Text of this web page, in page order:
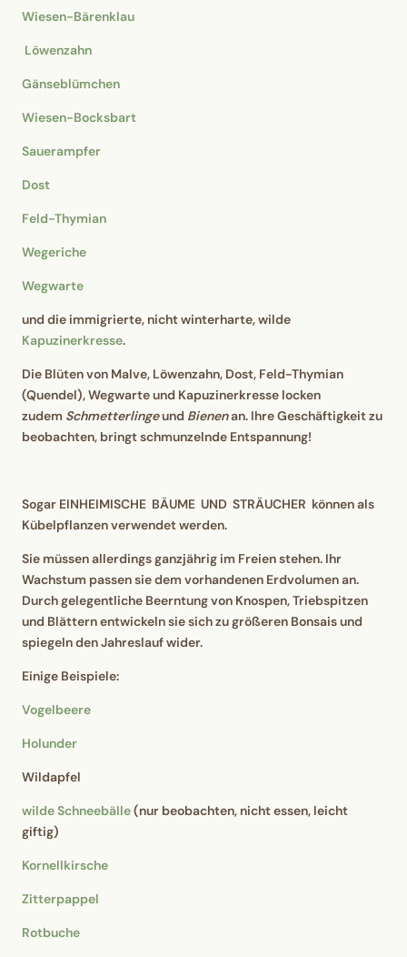
Wiesen-Bärenklau
Löwenzahn
Gänseblümchen
Wiesen-Bocksbart
Sauerampfer
Dost
Feld-Thymian
Wegeriche
Wegwarte
und die immigrierte, nicht winterharte, wilde
Kapuzinerkresse.
Die Blüten von Malve, Löwenzahn, Dost, Feld-Thymian
(Quendel), Wegwarte und Kapuzinerkresse locken
zudem Schmetterlingeund Bienenan. Ihre Geschäftigkeit zu
beobachten, bringt schmunzelnde Entspannung!
Sogar EINHEIMISCHE BÄUME UND STRÄUCHER können als
Kübelpflanzen verwendet werden.
Sie müssen allerdings ganzjährig im Freien stehen. Ihr
Wachstum passen sie dem vorhandenen Erdvolumen an.
Durch gelegentliche Beerntung von Knospen, Triebspitzen
und Blättern entwickeln sie sich zu größeren Bonsais und
spiegeln den Jahreslauf wider.
Einige Beispiele:
Vogelbeere
Holunder
Wildapfel
wilde Schneebälle(nur beobachten, nicht essen, leicht
giftig)
Kornellkirsche
Zitterpappel
Rotbuche